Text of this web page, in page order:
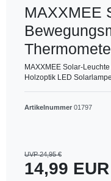
MAXXMEE
MAXXMEE Solar-
Holzoptik LED
Artikelnummer 01797
UVP 24,95 €
14,99 EUR